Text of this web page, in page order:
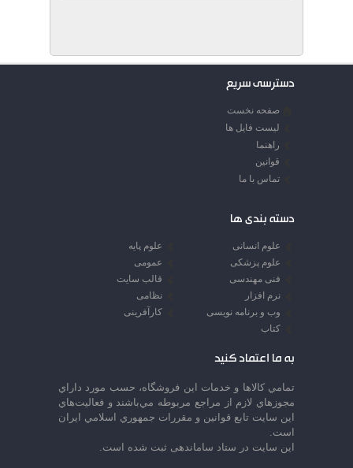
دسترسی سریع
صفحه نخست
لیست فایل ها
راهنما
قوانین
تماس با ما
دسته بندی ها
علوم انسانی
علوم پایه
علوم پزشکی
عمومی
فنی مهندسی
قالب سایت
نرم افزار
نظامی
وب و برنامه نویسی
کارآفرینی
کتاب
به ما اعتماد کنید
تمامي كالاها و خدمات اين فروشگاه، حسب مورد داراي
مجوزهاي لازم از مراجع مربوطه مي‌باشند و فعاليت‌هاي
اين سايت تابع قوانين و مقررات جمهوري اسلامي ايران
است.
این سایت در ستاد ساماندهی ثبت شده است.